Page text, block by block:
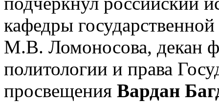
кафедры
М.В. Ломоносова, декан
политологии и права
просвещения Вардан